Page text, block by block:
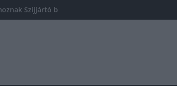
Szijjártó büntetőügyében, vesztegetés